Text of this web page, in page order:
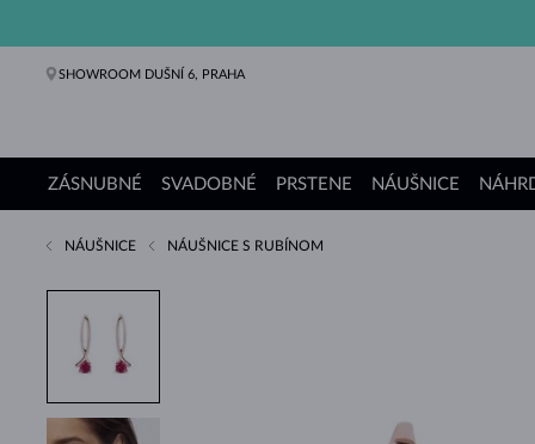
SHOWROOM DUŠNÍ 6, PRAHA
ZÁSNUBNÉ
Zásnubné prstene
SVADOBNÉ
Svadobné obrúčky
PRSTENE
Prstene
NÁUŠNICE
Náušnice
Náhrdelníky
Náramky
Perly
Šperky
Darčeky
Kolekcie KLENOTA
NÁUŠNICE NÁUŠNICE S RUBÍNOM